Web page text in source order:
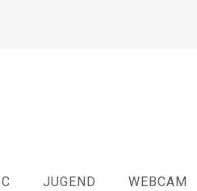
JUGEND WEBCAM